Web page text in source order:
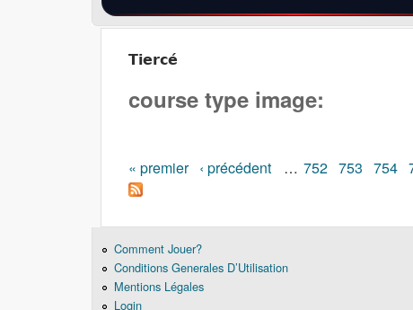
Tiercé
course type image:
Pages
« premier ‹ précédent … 752 753 754
Comment Jouer?
Conditions Generales D’Utilisation
Mentions Légales
Login